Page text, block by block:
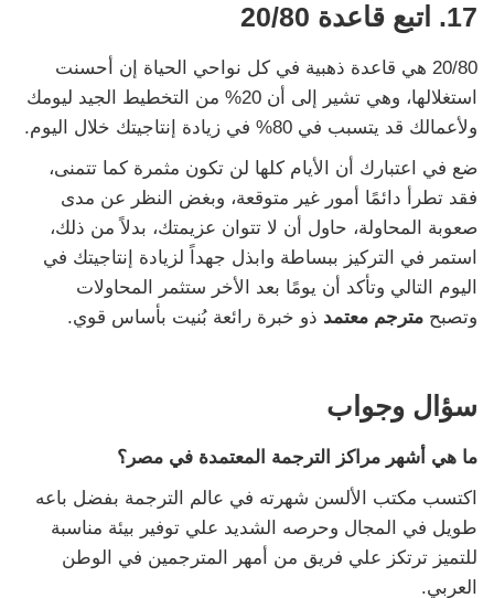
17. اتبع قاعدة 20/80
20/80 هي قاعدة ذهبية في كل نواحي الحياة إن أحسنت
استغلالها، وهي تشير إلى أن 20% من التخطيط الجيد ليومك
ولأعمالك قد يتسبب في 80% في زيادة إنتاجيتك خلال اليوم.
ضع في اعتبارك أن الأيام كلها لن تكون مثمرة كما تتمنى،
فقد تطرأ دائمًا أمور غير متوقعة، وبغض النظر عن مدى
صعوبة المحاولة، حاول أن لا تتوان عزيمتك، بدلاً من ذلك،
استمر في التركيز ببساطة وابذل جهداً لزيادة إنتاجيتك في
اليوم التالي وتأكد أن يومًا بعد الأخر ستثمر المحاولات
وتصبح مترجم معتمد ذو خبرة رائعة بُنيت بأساس قوي.
سؤال وجواب
ما هي أشهر مراكز الترجمة المعتمدة في مصر؟
اكتسب مكتب الألسن شهرته في عالم الترجمة بفضل باعه
طويل في المجال وحرصه الشديد علي توفير بيئة مناسبة
للتميز ترتكز علي فريق من أمهر المترجمين في الوطن
العربي.